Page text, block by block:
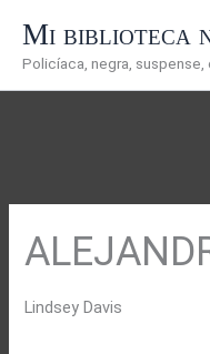
contenido
Mi biblioteca
Policíaca, negra,
Lindsey Davis